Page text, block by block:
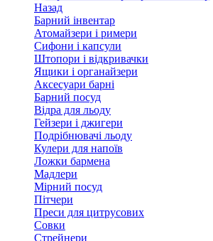
Назад
Барний інвентар
Атомайзери і римери
Сифони і капсули
Штопори і відкривачки
Ящики і органайзери
Аксесуари барні
Барний посуд
Відра для льоду
Гейзери і джигери
Подрібнювачі льоду
Кулери для напоїв
Ложки бармена
Мадлери
Мірний посуд
Пітчери
Преси для цитрусових
Совки
Стрейнери